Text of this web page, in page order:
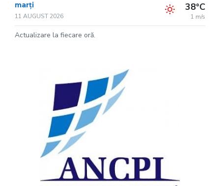
marți
11 AUGUST 2026
38°C
1 m/s
Actualizare la fiecare oră.